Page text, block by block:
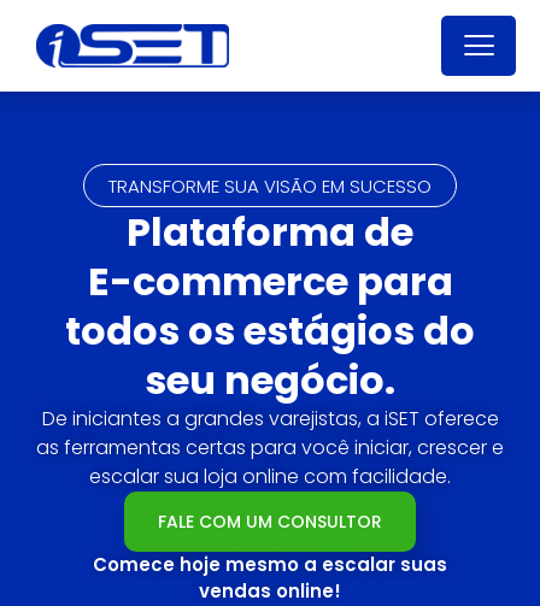
TRANSFORME SUA VISÃO EM SUCESSO
Plataforma de
E-commerce para
todos os estágios do
seu negócio.
De iniciantes a grandes varejistas, a iSET oferece
as ferramentas certas para você iniciar, crescer e
escalar sua loja online com facilidade.
FALE COM UM CONSULTOR
Comece hoje mesmo a escalar suas
vendas online!